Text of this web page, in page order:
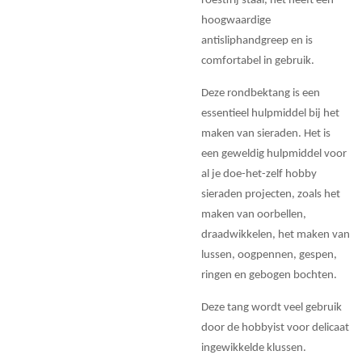
hoogwaardige
antisliphandgreep en is
comfortabel in gebruik.
Deze rondbektang is een
essentieel hulpmiddel bij het
maken van sieraden. Het is
een geweldig hulpmiddel voor
al je doe-het-zelf hobby
sieraden projecten, zoals het
maken van oorbellen,
draadwikkelen, het maken van
lussen, oogpennen, gespen,
ringen en gebogen bochten.
Deze tang wordt veel gebruik
door de hobbyist voor delicaat
ingewikkelde klussen.